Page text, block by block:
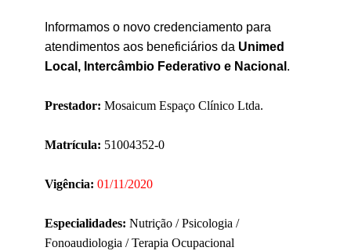
Informamos o novo credenciamento para
atendimentos aos beneficiários da Unimed
Local, Intercâmbio Federativo e Nacional .
Prestador: Mosaicum Espaço Clínico Ltda.
Matrícula: 51004352-0
Vigência: 01/11/2020
Especialidades: Nutrição / Psicologia /
Fonoaudiologia / Terapia Ocupacional